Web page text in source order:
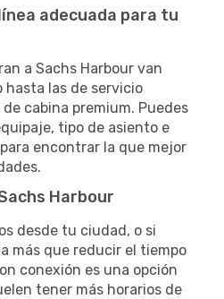
adecuada para tu
a Sachs Harbour van
hasta las de servicio
cabina premium. Puedes
tipo de asiento e
encontrar la que mejor
Harbour
desde tu ciudad, o si
más que reducir el tiempo
conexión es una opción
tener más horarios de